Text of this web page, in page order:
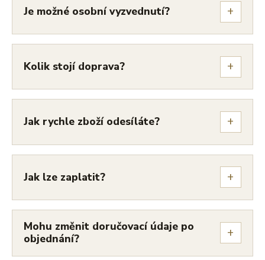
Je možné osobní vyzvednutí? +
Kolik stojí doprava? +
Jak rychle zboží odesíláte? +
Jak lze zaplatit? +
Mohu změnit doručovací údaje po
objednání?
+